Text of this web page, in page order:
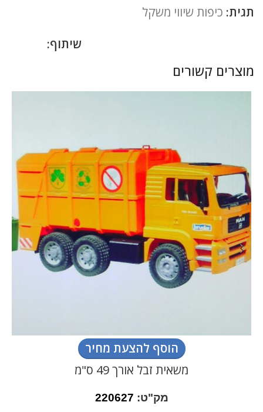
תגית: כיפות שיווי משקל
שיתוף:
מוצרים קשורים
הוסף להצעת מחיר
משאית זבל אורך 49 ס"מ
מק"ט: 220627